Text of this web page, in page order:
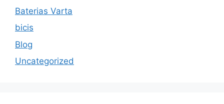
Baterias Varta
bicis
Blog
Uncategorized